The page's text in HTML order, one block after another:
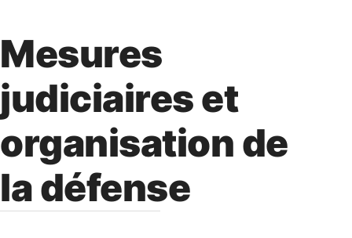
Mesures
judiciaires et
organisation de
la défense